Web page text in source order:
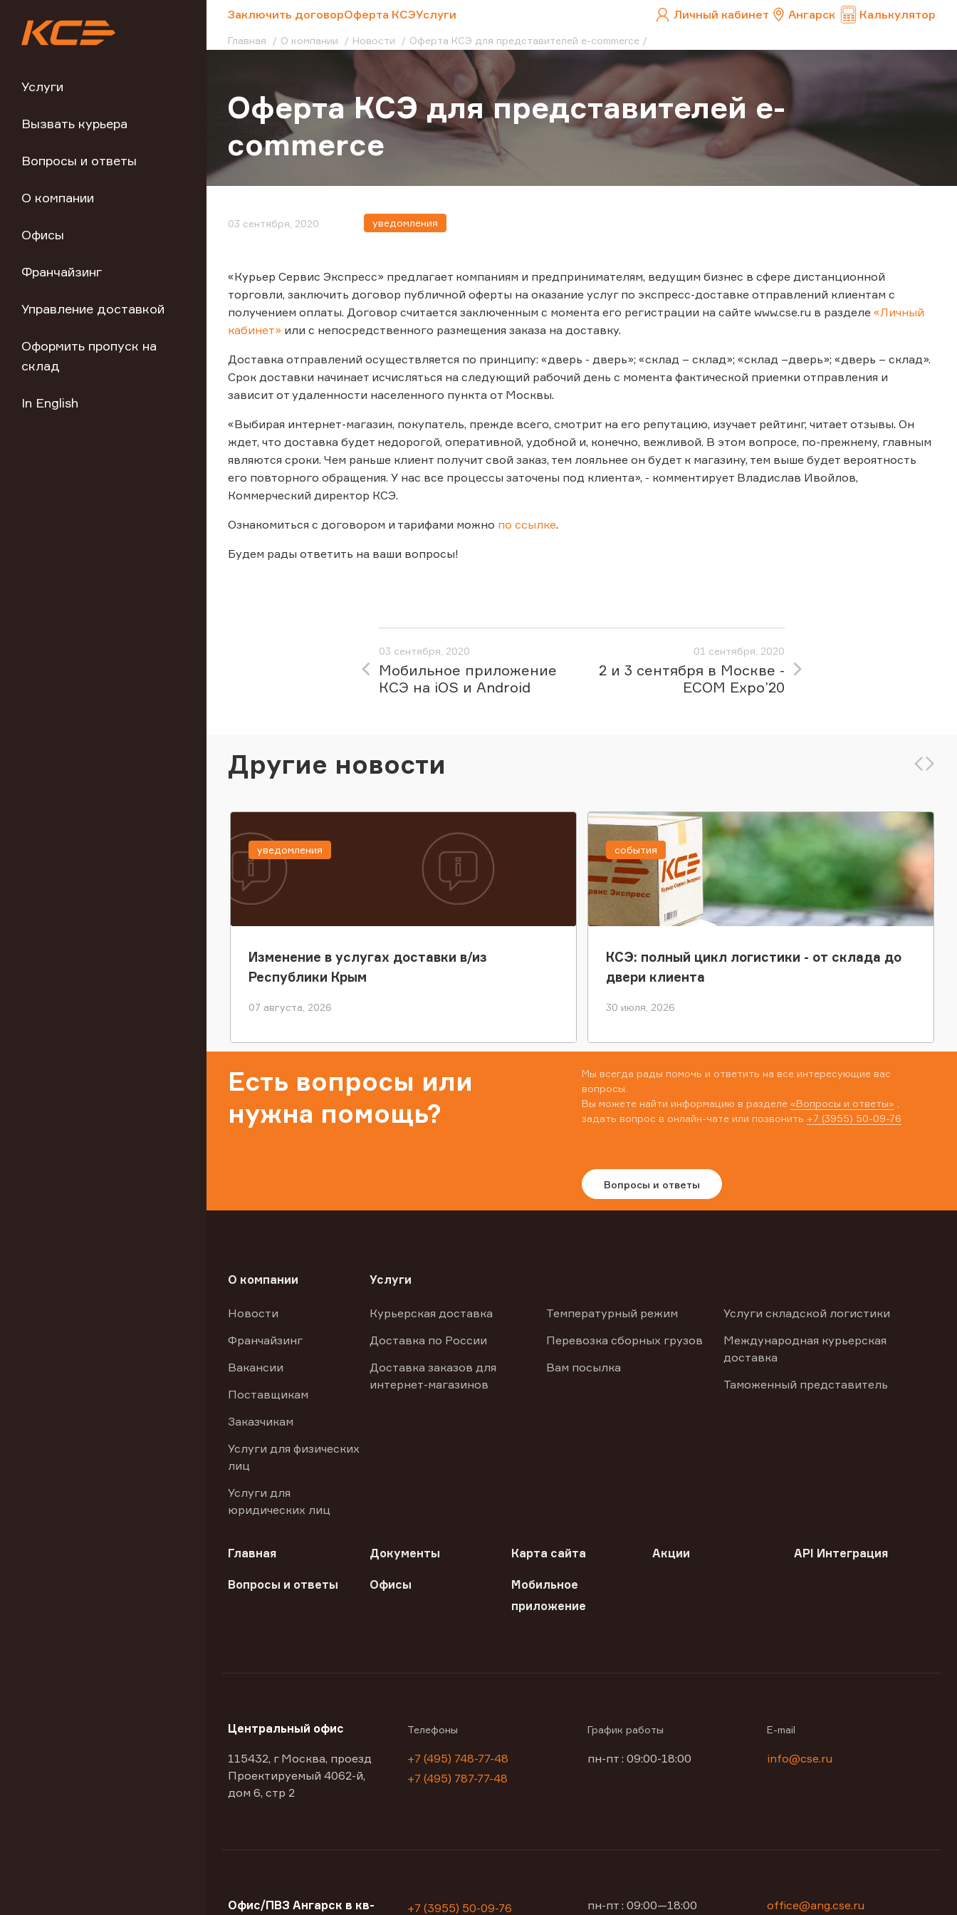
Услуги
Вызвать курьера
Вопросы и ответы
О компании
Офисы
Франчайзинг
Управление доставкой
Оформить пропуск на
склад
In English
Заключить договорОферта КСЭУслуги Личный кабинет Ангарск Калькулятор
Главная О компании Новости Оферта КСЭ для представителей e-commerce
Оферта КСЭ для представителей e-
commerce
03 сентября, 2020 уведомления
«Курьер Сервис Экспресс» предлагает компаниям и предпринимателям, ведущим бизнес в сфере дистанционной
торговли, заключить договор публичной оферты на оказание услуг по экспресс-доставке отправлений клиентам с
получением оплаты. Договор считается заключенным с момента его регистрации на сайте www.cse.ru в разделе «Личный
кабинет» или с непосредственного размещения заказа на доставку.
Доставка отправлений осуществляется по принципу: «дверь - дверь»; «склад – склад»; «склад –дверь»; «дверь – склад».
Срок доставки начинает исчисляться на следующий рабочий день с момента фактической приемки отправления и
зависит от удаленности населенного пункта от Москвы.
«Выбирая интернет-магазин, покупатель, прежде всего, смотрит на его репутацию, изучает рейтинг, читает отзывы. Он
ждет, что доставка будет недорогой, оперативной, удобной и, конечно, вежливой. В этом вопросе, по-прежнему, главным
являются сроки. Чем раньше клиент получит свой заказ, тем лояльнее он будет к магазину, тем выше будет вероятность
его повторного обращения. У нас все процессы заточены под клиента», - комментирует Владислав Ивойлов,
Коммерческий директор КСЭ.
Ознакомиться с договором и тарифами можно по ссылке.
Будем рады ответить на ваши вопросы!
03 сентября, 2020
Мобильное приложение
КСЭ на iOS и Android
01 сентября, 2020
2 и 3 сентября в Москве -
ECOM Expo’20
Другие новости
Изменение в услугах доставки в/из
Республики Крым
07 августа, 2026
уведомления
КСЭ: полный цикл логистики - от склада до
двери клиента
30 июля, 2026
события
Есть вопросы или
нужна помощь?
Мы всегда рады помочь и ответить на все интересующие вас
вопросы.
Вы можете найти информацию в разделе «Вопросы и ответы»
задать вопрос в онлайн-чате или позвонить +7 (3955) 50-09-76
Вопросы и ответы
О компании
Новости
Франчайзинг
Вакансии
Поставщикам
Заказчикам
Услуги для физических
лиц
Услуги для
юридических лиц
Услуги
Курьерская доставка
Доставка по России
Доставка заказов для
интернет-магазинов
Температурный режим
Перевозка сборных грузов
Вам посылка
Услуги складской логистики
Международная курьерская
доставка
Таможенный представитель
Главная Документы Карта сайта Акции API Интеграция
Вопросы и ответы Офисы
Мобильное
приложение
Центральный офис
115432, г Москва, проезд
Проектируемый 4062-й,
дом 6, стр 2
Телефоны
+7 (495) 748-77-48
+7 (495) 787-77-48
График работы
пн-пт : 09:00-18:00
E-mail
info@cse.ru
Офис/ПВЗ Ангарск в кв- +7 (3955) 50-09-76 пн-пт : 09:00—18:00 office@ang.cse.ru